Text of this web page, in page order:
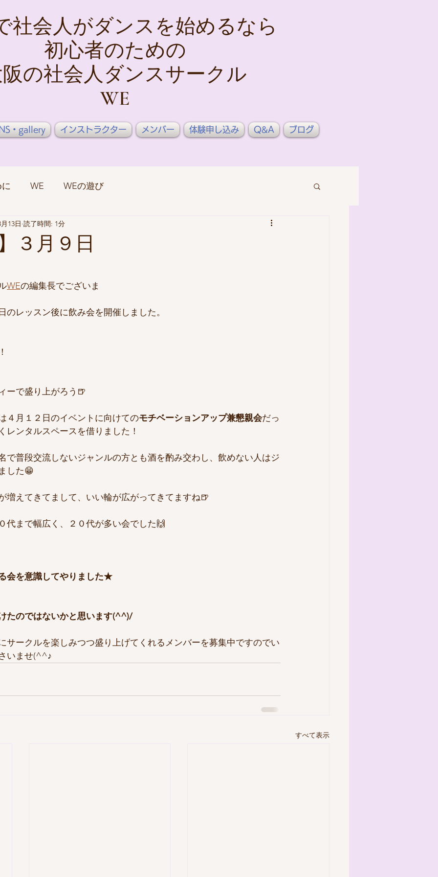
社会人がダンスを始めるなら
初心者のための
の社会人ダンスサークル
WE
・gallery インストラクター メンバー 体験申し込み Q&A ブログ
WE WEの遊び
３月９日
13日 読了時間: 1分
WEの編集長でございま
のレッスン後に飲み会を開催しました。
ーで盛り上がろう🍺
４月１２日のイベントに向けてのモチベーションアップ兼懇親会だっ
レンタルスペースを借りました！
で普段交流しないジャンルの方とも酒を酌み交わし、飲めない人はジ
した😁
増えてきてまして、いい輪が広がってきてますね🍺
代まで幅広く、２０代が多い会でした🙌
会を意識してやりました★
たのではないかと思います(^^)/
サークルを楽しみつつ盛り上げてくれるメンバーを募集中ですのでい
いませ(^^♪
すべて表示